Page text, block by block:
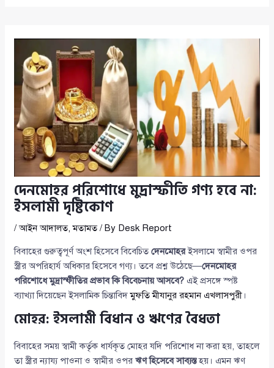
দেনমোহর পরিশোধে মুদ্রাস্ফীতি গণ্য হবে না:
ইসলামী দৃষ্টিকোণ
/আইন আদালত,মতামত/ By Desk Report
বিবাহের গুরুত্বপূর্ণ অংশ হিসেবে বিবেচিতদেনমোহরইসলামে স্বামীর ওপর
স্ত্রীর অপরিহার্য অধিকার হিসেবে গণ্য। তবে প্রশ্ন উঠেছে—দেনমোহর
পরিশোধে মুদ্রাস্ফীতির প্রভাব কি বিবেচনায় আসবে? এই প্রসঙ্গে স্পষ্ট
ব্যাখ্যা দিয়েছেন ইসলামিক চিন্তাবিদমুফতি মীযানুর রহমান এখলাসপুরী ।
মোহর: ইসলামী বিধান ও ঋণের বৈধতা
বিবাহের সময় স্বামী কর্তৃক ধার্যকৃত মোহর যদি পরিশোধ না করা হয়, তাহলে
তা স্ত্রীর ন্যায্য পাওনা ও স্বামীর ওপরঋণ হিসেবে সাব্যস্তহয়। এমন ঋণ